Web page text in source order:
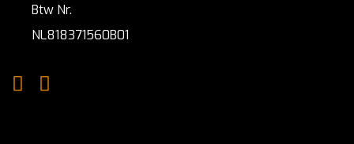
Btw Nr.
NL818371560B01